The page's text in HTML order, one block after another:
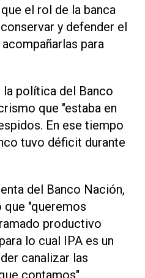
el rol de la banca
y defender el
para
política del Banco
que "estaba en
En ese tiempo
tuvo déficit durante
del Banco Nación,
que "queremos
productivo
lo cual IPA es un
canalizar las
contamos".